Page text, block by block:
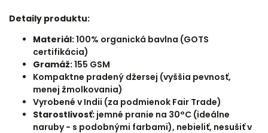
Detaily produktu:
Materiál:100% organická bavlna (GOTS
certifikácia)
Gramáž:155 GSM
Kompaktne pradený džersej (vyššia pevnosť,
menej žmolkovania)
Vyrobené v Indii (za podmienok Fair Trade)
Starostlivosť: jemné pranie na 30°C (ideálne
naruby - s podobnými farbami), nebieliť, nesušiť v